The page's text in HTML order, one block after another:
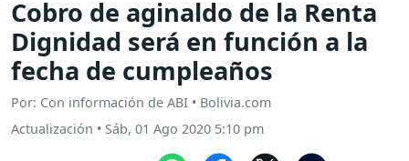
Cobro de aginaldo de la Renta
Dignidad será en función a la
fecha de cumpleaños
Por: Con información de ABI • Bolivia.com
Actualización • Sáb, 01 Ago 2020 5:10 pm